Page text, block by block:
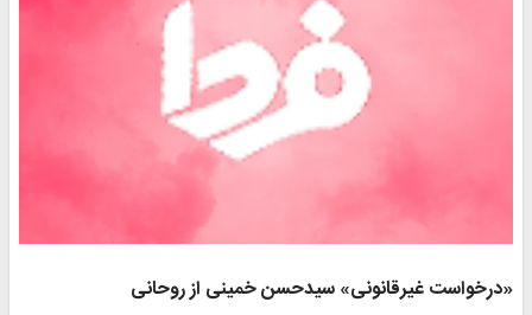
«درخواست غیرقانونی» سیدحسن خمینی از روحانی